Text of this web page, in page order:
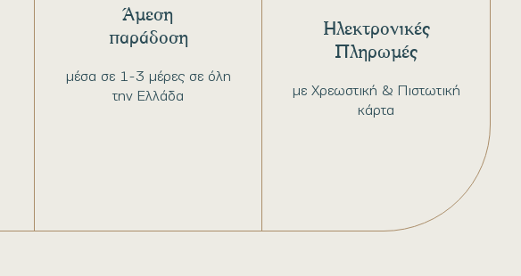
μέσα σε 1-3 μέρες σε όλη
την Ελλάδα
Άμεση
παράδοση
με Χρεωστική & Πιστωτική
κάρτα
Ηλεκτρονικές
Πληρωμές